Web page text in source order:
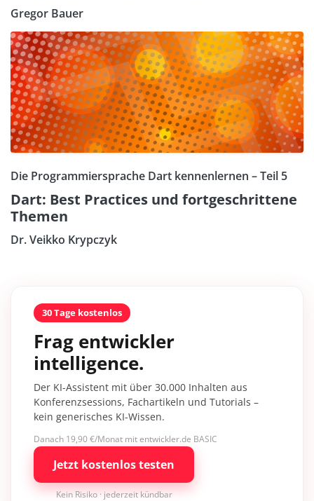
Gregor Bauer
Die Programmiersprache Dart kennenlernen – Teil 5
Dart: Best Practices und fortgeschrittene
Themen
Dr. Veikko Krypczyk
30 Tage kostenlos
Frag entwickler
intelligence.
Der KI-Assistent mit über 30.000 Inhalten aus
Konferenzsessions, Fachartikeln und Tutorials –
kein generisches KI-Wissen.
Danach 19,90 €/Monat mit entwickler.de BASIC
Jetzt kostenlos testen
Kein Risiko · jederzeit kündbar